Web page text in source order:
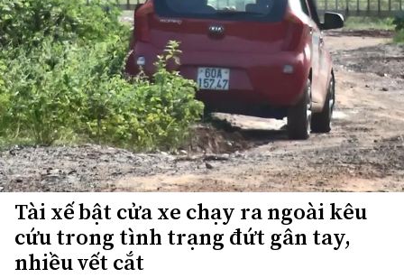
Tài xế bật cửa xe chạy ra ngoài kêu
cứu trong tình trạng đứt gân tay,
nhiều vết cắt